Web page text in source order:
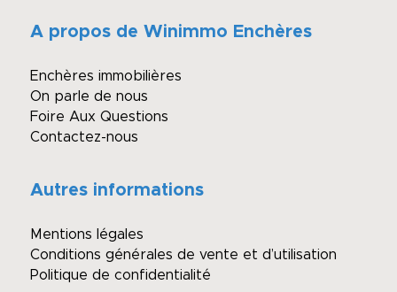
A propos de Winimmo Enchères
Enchères immobilières
On parle de nous
Foire Aux Questions
Contactez-nous
Autres informations
Mentions légales
Conditions générales de vente et d’utilisation
Politique de confidentialité